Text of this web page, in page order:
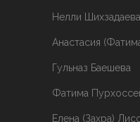
Нелли Шихзадаева
Анастасия
Гульназ Баешева
Фатима
Елена (Захра)